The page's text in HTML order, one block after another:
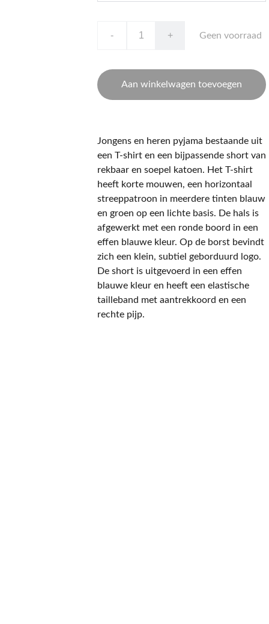
- + Geen voorraad
Aan winkelwagen toevoegen
Jongens en heren pyjama bestaande uit
een T-shirt en een bijpassende short van
rekbaar en soepel katoen. Het T-shirt
heeft korte mouwen, een horizontaal
streeppatroon in meerdere tinten blauw
en groen op een lichte basis. De hals is
afgewerkt met een ronde boord in een
effen blauwe kleur. Op de borst bevindt
zich een klein, subtiel geborduurd logo.
De short is uitgevoerd in een effen
blauwe kleur en heeft een elastische
tailleband met aantrekkoord en een
rechte pijp.